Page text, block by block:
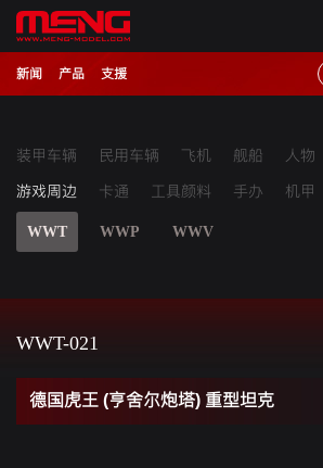
新闻 产品 支援
装甲车辆 民用车辆 飞机 舰船 人物
游戏周边
WWT WWP WWV
卡通 工具颜料 手办 机甲
WWT-021
德国虎王 (亨舍尔炮塔) 重型坦克